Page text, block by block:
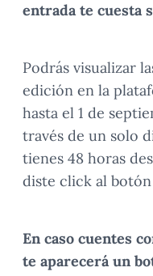
entrada te cuesta
Podrás visualizar
edición en la
hasta el 1 de
través de un solo
tienes 48 horas
diste click al
En caso cuentes
te aparecerá un